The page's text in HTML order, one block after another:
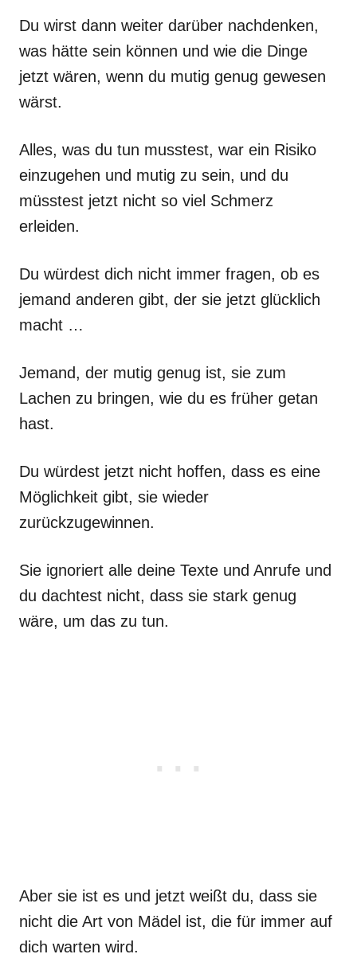
Du wirst dann weiter darüber nachdenken,
was hätte sein können und wie die Dinge
jetzt wären, wenn du mutig genug gewesen
wärst.
Alles, was du tun musstest, war ein Risiko
einzugehen und mutig zu sein, und du
müsstest jetzt nicht so viel Schmerz
erleiden.
Du würdest dich nicht immer fragen, ob es
jemand anderen gibt, der sie jetzt glücklich
macht …
Jemand, der mutig genug ist, sie zum
Lachen zu bringen, wie du es früher getan
hast.
Du würdest jetzt nicht hoffen, dass es eine
Möglichkeit gibt, sie wieder
zurückzugewinnen.
Sie ignoriert alle deine Texte und Anrufe und
du dachtest nicht, dass sie stark genug
wäre, um das zu tun.
Aber sie ist es und jetzt weißt du, dass sie
nicht die Art von Mädel ist, die für immer auf
dich warten wird.